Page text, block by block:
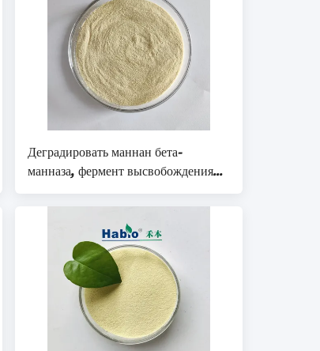
Деградировать маннан бета-
манназа, фермент высвобождения
питательных веществ для животного
желудочно-кишечного тракта